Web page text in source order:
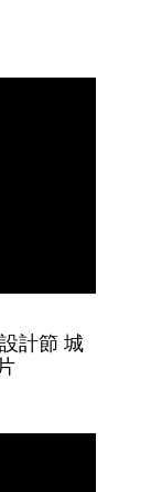
計節 城